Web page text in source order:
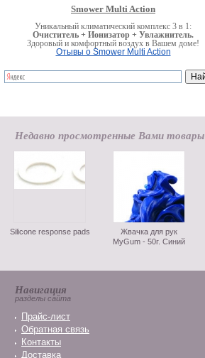
Smower Multi Action
Уникальный климатический комплекс 3 в 1:
Очиститель + Ионизатор + Увлажнитель.
Здоровый и комфортный воздух в Вашем доме!
Отывы о Smower Multi Action
Недавно просмотренные Вами товары
Silicone response pads
Жвачка для рук
MyGum - 50г. Синий
Навигация
разделы сайта
Прайс-лист
Обратная связь
Контакты
Доставка